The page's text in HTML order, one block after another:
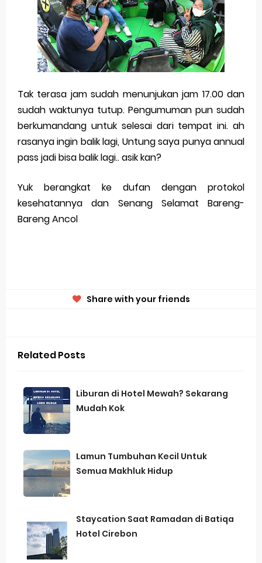
Tak terasa jam sudah menunjukan jam 17.00 dan
sudah waktunya tutup. Pengumuman pun sudah
berkumandang untuk selesai dari tempat ini. ah
rasanya ingin balik lagi, Untung saya punya annual
pass jadi bisa balik lagi.. asik kan?
Yuk berangkat ke dufan dengan protokol
kesehatannya dan Senang Selamat Bareng-
Bareng Ancol
Share with your friends
Related Posts
Liburan di Hotel Mewah? Sekarang
Mudah Kok
Lamun Tumbuhan Kecil Untuk
Semua Makhluk Hidup
Staycation Saat Ramadan di Batiqa
Hotel Cirebon